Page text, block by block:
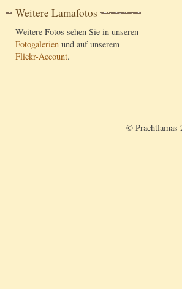
Weitere Lamafotos
Weitere Fotos sehen Sie in unseren
Fotogalerien und auf unserem
Flickr-Account.
© Prachtlamas